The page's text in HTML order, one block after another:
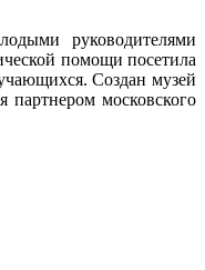
руководителями
помощи посетила
Создан музей
московского